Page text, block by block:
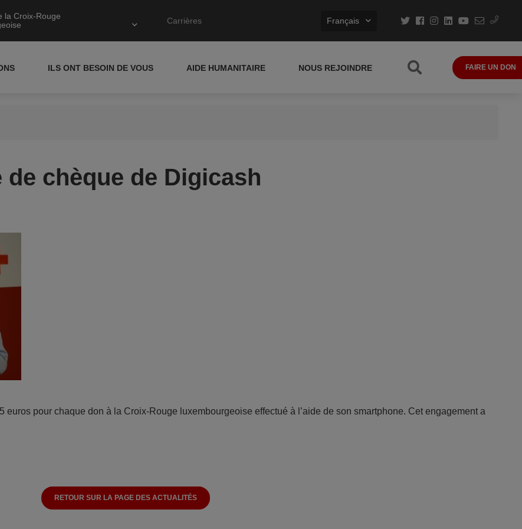
la Croix-Rouge
Carrières Français
ILS ONT BESOIN DE VOUS AIDE HUMANITAIRE NOUS REJOINDRE FAIRE UN DON
chèque de Digicash
euros pour chaque don à la Croix-Rouge luxembourgeoise effectué à l’aide de son smartphone. Cet engagement a
RETOUR SUR LA PAGE DES ACTUALITÉS